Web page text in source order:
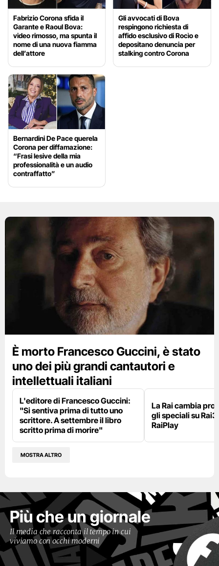
Fabrizio Corona sfida il
Garante e Raoul Bova:
video rimosso, ma spunta il
nome di una nuova fiamma
dell’attore
Gli avvocati di Bova
respingono richiesta di
affido esclusivo di Rocìo e
depositano denuncia per
stalking contro Corona
Bernardini De Pace querela
Corona per diffamazione:
“Frasi lesive della mia
professionalità e un audio
contraffatto”
È morto Francesco Guccini, è stato
uno dei più grandi cantautori e
intellettuali italiani
L'editore di Francesco Guccini:
"Si sentiva prima di tutto uno
scrittore. A settembre il libro
scritto prima di morire"
La Rai cambia
gli speciali su
RaiPlay
MOSTRA ALTRO
Più che un giornale
Il media che racconta il tempo in cui
viviamo con occhi moderni